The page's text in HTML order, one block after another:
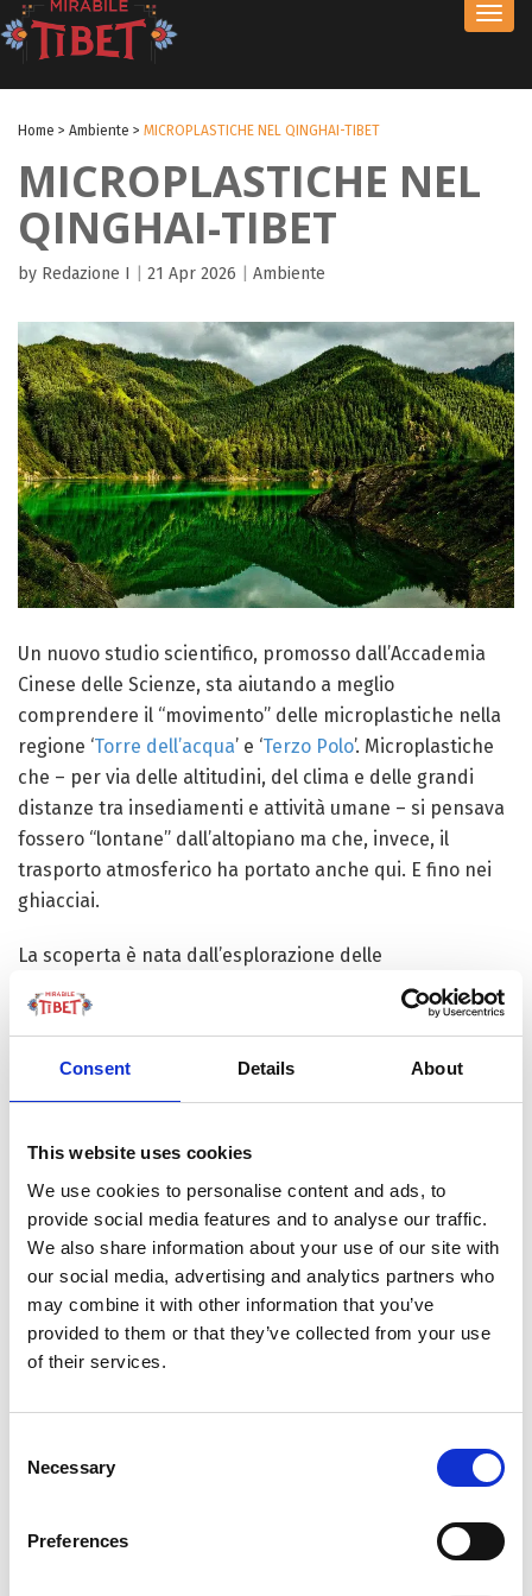
Consent Details About
This website uses cookies
We use cookies to personalise content and ads, to
provide social media features and to analyse our traffic.
We also share information about your use of our site with
our social media, advertising and analytics partners who
may combine it with other information that you’ve
provided to them or that they’ve collected from your use
of their services.
Selection
Necessary
Preferences
Home > Ambiente > MICROPLASTICHE NEL QINGHAI-TIBET
MICROPLASTICHE NEL
QINGHAI-TIBET
by Redazione I 21 Apr 2026 Ambiente
Un nuovo studio scientifico, promosso dall’Accademia
Cinese delle Scienze, sta aiutando a meglio
comprendere il “movimento” delle microplastiche nella
regione ‘Torre dell’acqua’ e ‘Terzo Polo’. Microplastiche
che – per via delle altitudini, del clima e delle grandi
distanze tra insediamenti e attività umane – si pensava
fossero “lontane” dall’altopiano ma che, invece, il
trasporto atmosferico ha portato anche qui. E fino nei
ghiacciai.
La scoperta è nata dall’esplorazione delle
microplastiche sospese nell’aria, dei modelli nella loro
distribuzione e della loro deposizione umida (cioè, come
Riserva naturale importantissima dal punto di vista
geologico ed ecologico nellaProvincia di Gansu. E ha
microplastiche “ovali” hanno maggiori probabilità di
arrivare a lunghe distanze mentre quelle sferiche
tendono a depositarsi di più nel luogo di produzione.
Non solo. Nonostante la quantità minore rispetto alle
aree densamente popolate, la presenza di frammenti
superare il 70% – con una gamma di dimensioni più
suggerisce che le microplastiche sull’altopiano Qinghai-
invecchiamento più lunghi. Come dicevamo in apertura,
abbastanza da essere trovate (in abbondanza e in